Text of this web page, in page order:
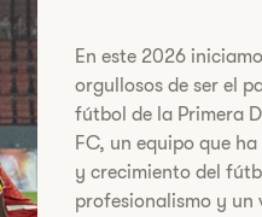
En este 2026
orgullosos de ser el
fútbol de la Primera
FC, un equipo que
y crecimiento del
profesionalismo y